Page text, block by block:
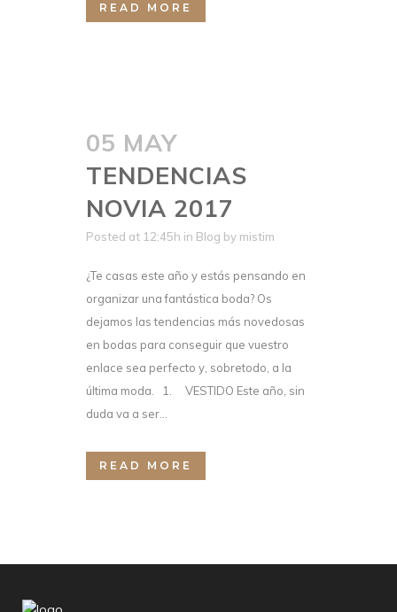
READ MORE
05 MAY
TENDENCIAS
NOVIA 2017
Posted at 12:45h in Blog by mistim
¿Te casas este año y estás pensando en
organizar una fantástica boda? Os
dejamos las tendencias más novedosas
en bodas para conseguir que vuestro
enlace sea perfecto y, sobretodo, a la
última moda. 1. VESTIDO Este año, sin
duda va a ser...
READ MORE